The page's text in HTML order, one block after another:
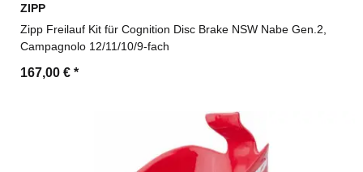
ZIPP
Zipp Freilauf Kit für Cognition Disc Brake NSW Nabe Gen.2,
Campagnolo 12/11/10/9-fach
167,00 € *